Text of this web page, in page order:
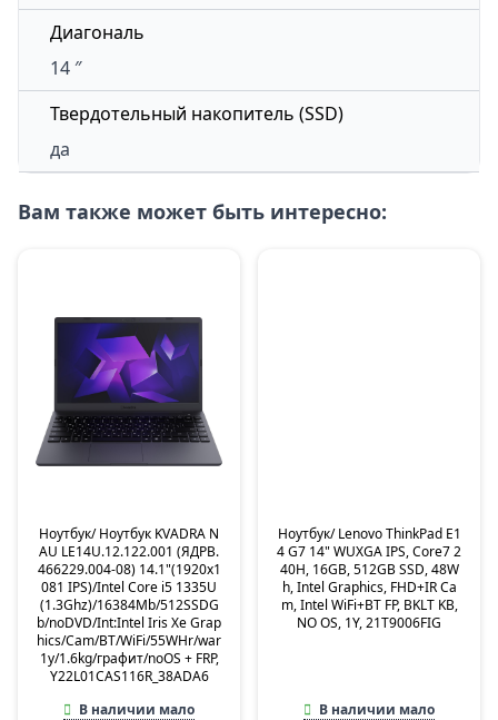
Диагональ
14 ″
Твердотельный накопитель (SSD)
да
Вам также может быть интересно:
Ноутбук/ Ноутбук KVADRA N
AU LE14U.12.122.001 (ЯДРВ.
466229.004-08) 14.1"(1920x1
081 IPS)/Intel Core i5 1335U
(1.3Ghz)/16384Mb/512SSDG
b/noDVD/Int:Intel Iris Xe Grap
hics/Cam/BT/WiFi/55WHr/war
1y/1.6kg/графит/noOS + FRP,
Y22L01CAS116R_38ADA6
В наличии мало
Ноутбук/ Lenovo ThinkPad E1
4 G7 14" WUXGA IPS, Core7 2
40H, 16GB, 512GB SSD, 48W
h, Intel Graphics, FHD+IR Ca
m, Intel WiFi+BT FP, BKLT KB,
NO OS, 1Y, 21T9006FIG
В наличии мало